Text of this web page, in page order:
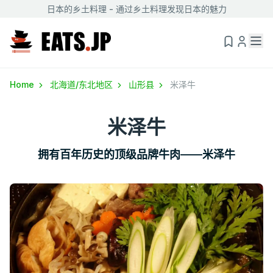
日本的乡土料理 - 通过乡土料理发现日本的魅力
Home 北海道/东北地区 山形县 米泽牛
米泽牛
拥有百年历史的顶级品牌牛肉——米泽牛